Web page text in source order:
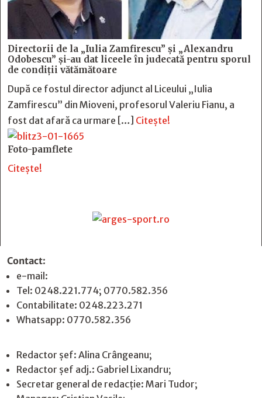
Directorii de la „Iulia Zamfirescu” și „Alexandru
Odobescu” și-au dat liceele în judecată pentru sporul
de condiții vătămătoare
După ce fostul director adjunct al Liceului „Iulia
Zamfirescu” din Mioveni, profesorul Valeriu Fianu, a
fost dat afară ca urmare […] Citește!
Foto-pamflete
Citește!
Contact:
e-mail:
Tel: 0248.221.774; 0770.582.356
Contabilitate: 0248.223.271
Whatsapp: 0770.582.356
Redactor șef: Alina Crângeanu;
Redactor șef adj.: Gabriel Lixandru;
Secretar general de redacție: Mari Tudor;